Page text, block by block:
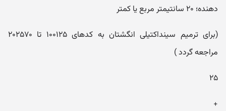
دهنده؛ ۲۰ سانتیمتر مربع یا کمتر
(برای ترمیم سینداکتیلی انگشتان به کدهای ۱۰۰۱۲۵ تا ۲۰۲۵۷۰
مراجعه گردد )
۲۵
+